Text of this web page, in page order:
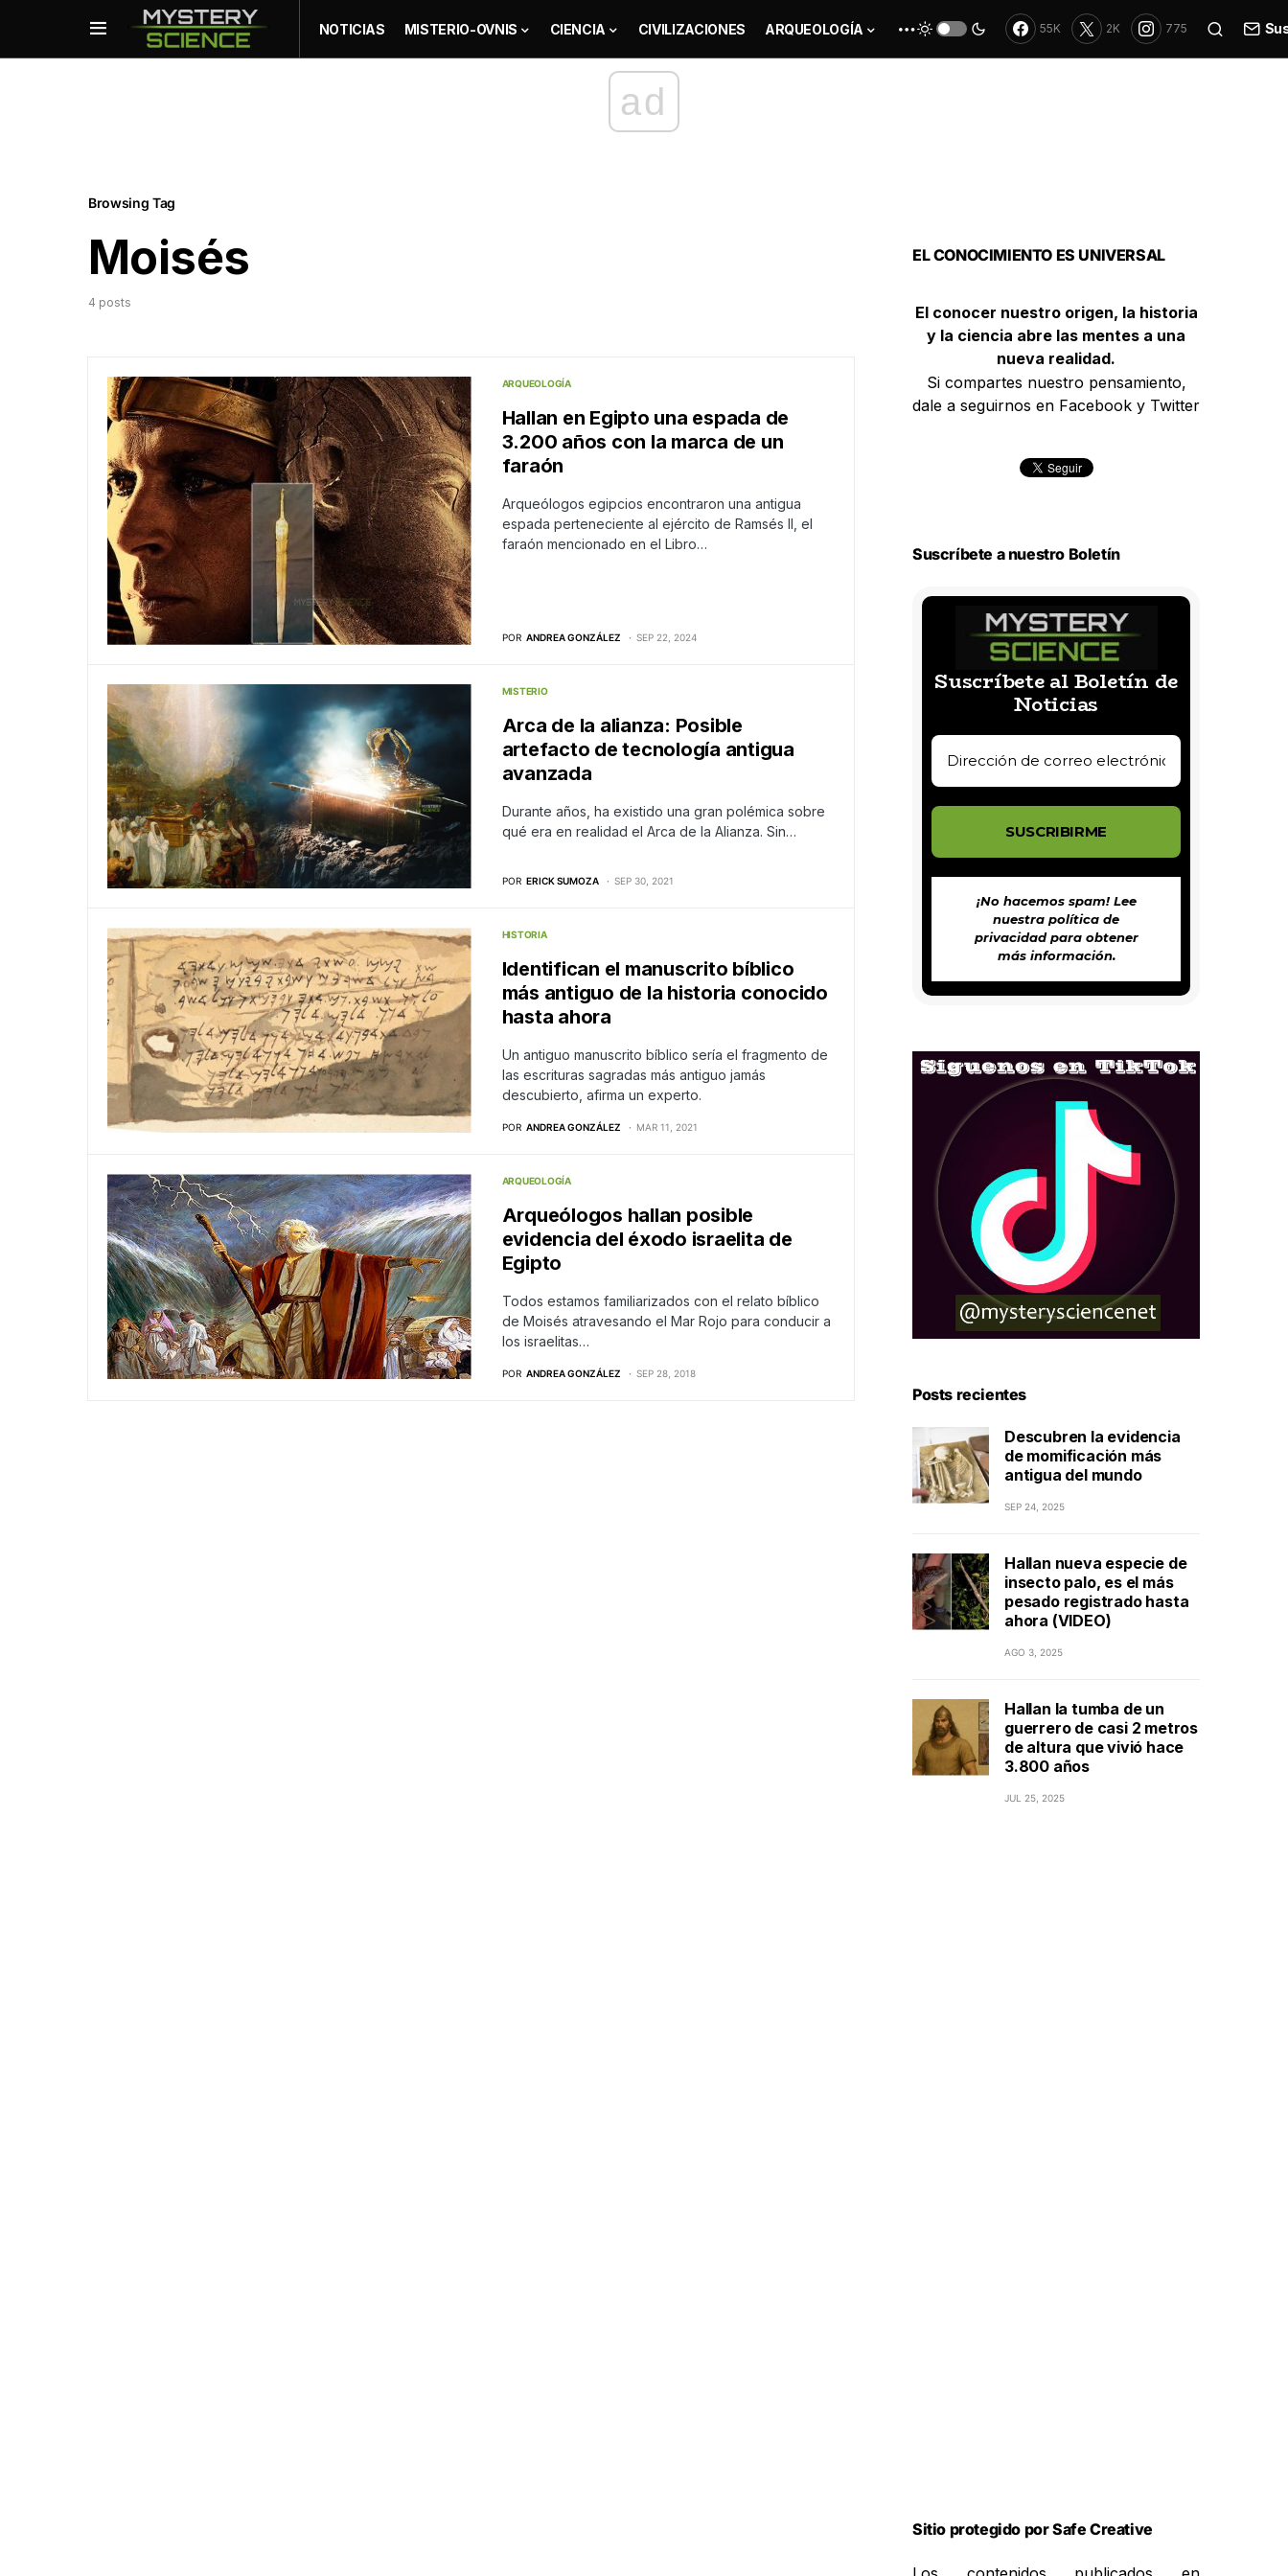
NOTICIAS MISTERIO-OVNIS CIENCIA CIVILIZACIONES ARQUEOLOGÍA 55K 2K 775
ad
Browsing Tag
Moisés
4 posts
ARQUEOLOGÍA
Hallan en Egipto una espada de
3.200 años con la marca de un
faraón
Arqueólogos egipcios encontraron una antigua
espada perteneciente al ejército de Ramsés II, el
faraón mencionado en el Libro…
POR ANDREA GONZÁLEZ SEP 22, 2024
MISTERIO
Arca de la alianza: Posible
artefacto de tecnología antigua
avanzada
Durante años, ha existido una gran polémica sobre
qué era en realidad el Arca de la Alianza. Sin…
POR ERICK SUMOZA SEP 30, 2021
HISTORIA
Identifican el manuscrito bíblico
más antiguo de la historia conocido
hasta ahora
Un antiguo manuscrito bíblico sería el fragmento de
las escrituras sagradas más antiguo jamás
descubierto, afirma un experto.
POR ANDREA GONZÁLEZ MAR 11, 2021
ARQUEOLOGÍA
Arqueólogos hallan posible
evidencia del éxodo israelita de
Egipto
Todos estamos familiarizados con el relato bíblico
de Moisés atravesando el Mar Rojo para conducir a
los israelitas…
POR ANDREA GONZÁLEZ SEP 28, 2018
EL CONOCIMIENTO ES UNIVERSAL
El conocer nuestro origen, la historia
y la ciencia abre las mentes a una
nueva realidad.
Si compartes nuestro pensamiento,
dale a seguirnos en Facebook y Twitter
Suscríbete a nuestro Boletín
Suscríbete al Boletín de
Noticias
¡No hacemos spam! Lee
nuestra política de
privacidadpara obtener
más información.
Posts recientes
Descubren la evidencia
de momificación más
antigua del mundo
SEP 24, 2025
Hallan nueva especie de
insecto palo, es el más
pesado registrado hasta
ahora (VIDEO)
AGO 3, 2025
Hallan la tumba de un
guerrero de casi 2 metros
de altura que vivió hace
3.800 años
JUL 25, 2025
Sitio protegido por Safe Creative